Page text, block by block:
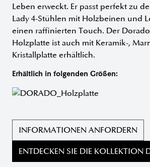
Leben erweckt. Er passt perfekt zu
Lady 4-Stühlen mit Holzbeinen und
einen raffinierten Touch. Der
Holzplatte ist auch mit Keramik-,
Kristallplatte erhältlich.
Erhältlich in folgenden Größen:
INFORMATIONEN ANFORDERN
ENTDECKEN SIE DIE KOLLEKTION